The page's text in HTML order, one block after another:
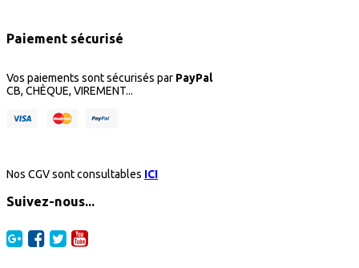
Paiement sécurisé
Vos paiements sont sécurisés par PayPal
CB, CHÈQUE, VIREMENT...
Nos CGV sont consultables ICI
Suivez-nous...